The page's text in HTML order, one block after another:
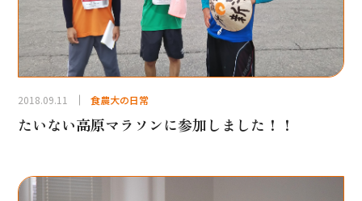
2018.09.11 食農大の日常
たいない高原マラソンに参加しました！！